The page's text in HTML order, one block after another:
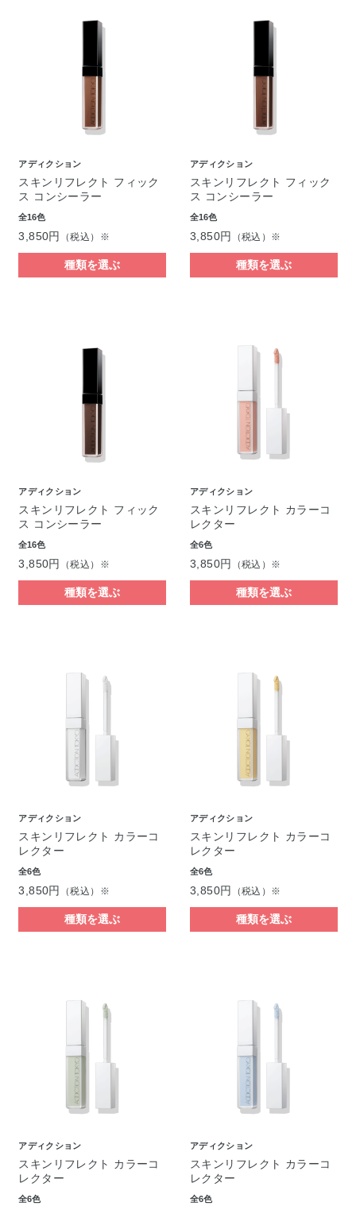
アディクション
スキンリフレクト フィック
ス コンシーラー
全16色
3,850円 （税込）※
種類を選ぶ
アディクション
スキンリフレクト フィック
ス コンシーラー
全16色
3,850円 （税込）※
種類を選ぶ
アディクション
スキンリフレクト フィック
ス コンシーラー
全16色
3,850円 （税込）※
種類を選ぶ
アディクション
スキンリフレクト カラーコ
レクター
全6色
3,850円 （税込）※
種類を選ぶ
アディクション
スキンリフレクト カラーコ
レクター
全6色
3,850円 （税込）※
種類を選ぶ
アディクション
スキンリフレクト カラーコ
レクター
全6色
3,850円 （税込）※
種類を選ぶ
アディクション
スキンリフレクト カラーコ
レクター
全6色
アディクション
スキンリフレクト カラーコ
レクター
全6色